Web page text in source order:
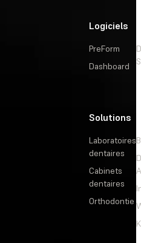
Logiciels
PreForm
Dashboard
Solutions
Laboratoires
dentaires
Cabinets
dentaires
Orthodontie